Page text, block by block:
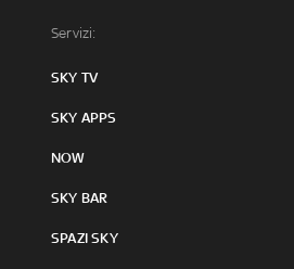
Servizi:
SKY TV
SKY APPS
NOW
SKY BAR
SPAZI SKY